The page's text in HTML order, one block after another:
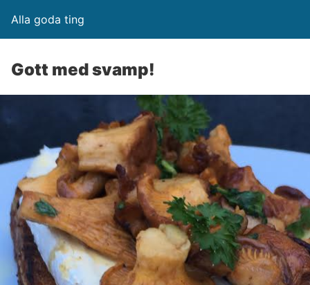
Alla goda ting
Gott med svamp!